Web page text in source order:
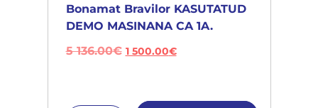
Bonamat Bravilor KASUTATUD
DEMO MASINANA CA 1A.
5 136.00€ 1 500.00€